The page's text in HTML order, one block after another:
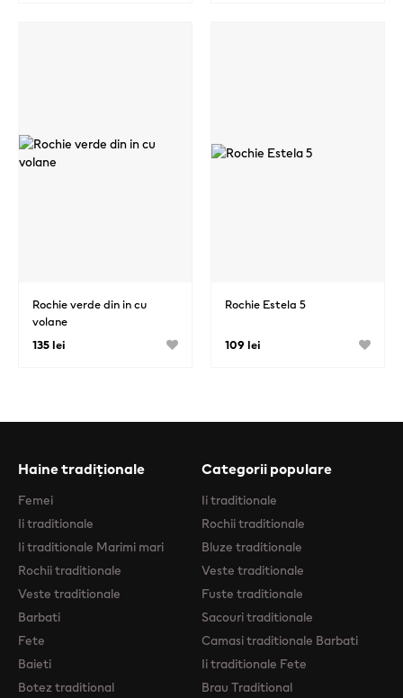
Rochie verde din in cu
volane
135 lei
Rochie Estela 5
109 lei
Haine tradiționale
Femei
Ii traditionale
Ii traditionale Marimi mari
Rochii traditionale
Veste traditionale
Barbati
Fete
Baieti
Botez traditional
Categorii populare
Ii traditionale
Rochii traditionale
Bluze traditionale
Veste traditionale
Fuste traditionale
Sacouri traditionale
Camasi traditionale Barbati
Ii traditionale Fete
Brau Traditional